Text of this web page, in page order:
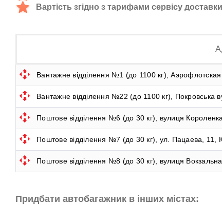
Вартість згідно з тарифами сервісу
Вантажне відділення №1 (до 1100 кг),
Вантажне відділення №22 (до 1100 кг), Покровська
Поштове відділення №6 (до 30 кг), вулиця
Поштове відділення №7 (до 30 кг), ул. Пацаева, 11,
Поштове відділення №8 (до 30 кг), вулиця
Придбати автобагажник в інших містах: